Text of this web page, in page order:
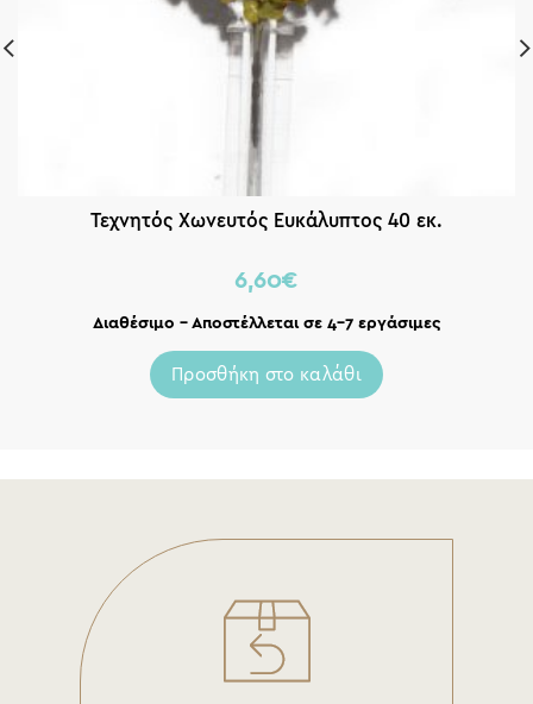
Τεχνητός Χωνευτός Ευκάλυπτος 40 εκ.
6,60€
Διαθέσιμο – Αποστέλλεται σε 4-7 εργάσιμες
Προσθήκη στο καλάθι